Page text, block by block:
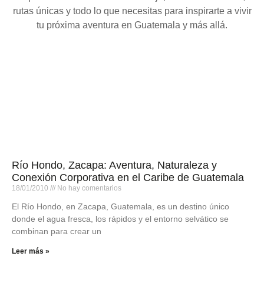
rutas únicas y todo lo que necesitas para inspirarte a vivir
tu próxima aventura en Guatemala y más allá.
Río Hondo, Zacapa: Aventura, Naturaleza y
Conexión Corporativa en el Caribe de Guatemala
18/01/2010 No hay comentarios
El Río Hondo, en Zacapa, Guatemala, es un destino único
donde el agua fresca, los rápidos y el entorno selvático se
combinan para crear un
Leer más »